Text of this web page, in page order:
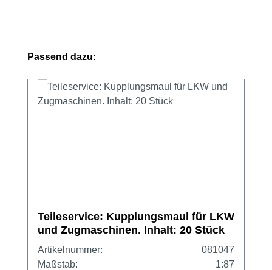
Produktgalerie überspringen
Passend dazu:
Teileservice: Kupplungsmaul für LKW
und Zugmaschinen. Inhalt: 20 Stück
Artikelnummer:
081047
Maßstab:
1:87